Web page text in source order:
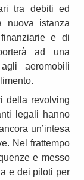
tra debiti ed
nuova istanza
e di
ad una
aeromobili
della revolving
legali hanno
un’intesa
Nel frattempo
e messo
e dei piloti per